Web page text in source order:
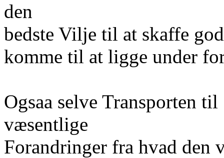
den
bedste Vilje til at skaffe
komme til at ligge under
Ogsaa selve Transporten
væsentlige
Forandringer fra hvad